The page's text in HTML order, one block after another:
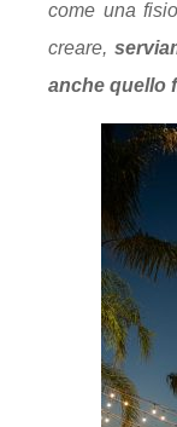
come una
creare,
anche quello